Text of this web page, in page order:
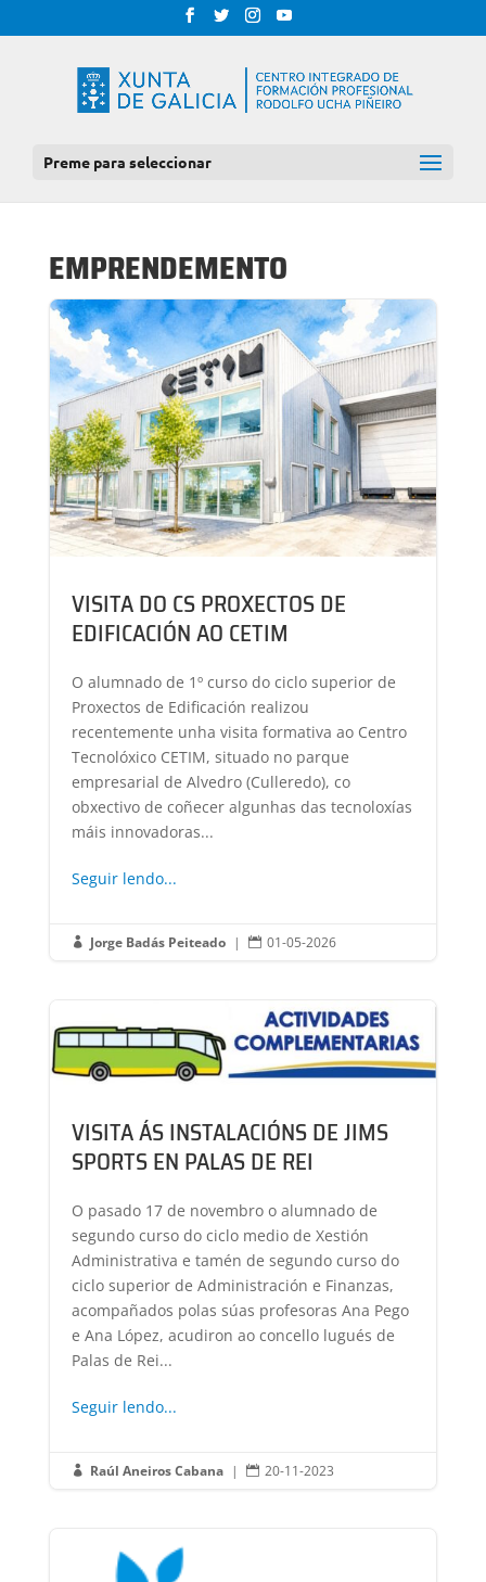
Preme para seleccionar
EMPRENDEMENTO
VISITA DO CS PROXECTOS DE
EDIFICACIÓN AO CETIM
O alumnado de 1º curso do ciclo superior de
Proxectos de Edificación realizou
recentemente unha visita formativa ao Centro
Tecnolóxico CETIM, situado no parque
empresarial de Alvedro (Culleredo), co
obxectivo de coñecer algunhas das tecnoloxías
máis innovadoras...
Seguir lendo...
 Jorge Badás Peiteado |  01-05-2026
VISITA ÁS INSTALACIÓNS DE JIMS
SPORTS EN PALAS DE REI
O pasado 17 de novembro o alumnado de
segundo curso do ciclo medio de Xestión
Administrativa e tamén de segundo curso do
ciclo superior de Administración e Finanzas,
acompañados polas súas profesoras Ana Pego
e Ana López, acudiron ao concello lugués de
Palas de Rei...
Seguir lendo...
 Raúl Aneiros Cabana |  20-11-2023